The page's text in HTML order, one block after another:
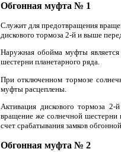
Обгонная муфта № 1
Служит для предотвращения
дискового тормоза 2-й и выше
Наружная обойма муфты
шестерни планетарного ряда.
При отключенном тормозе
муфты расцеплены.
Активация дискового тормоза
вращение же солнечной шестерни
счет срабатывания замков
Обгонная муфта № 2